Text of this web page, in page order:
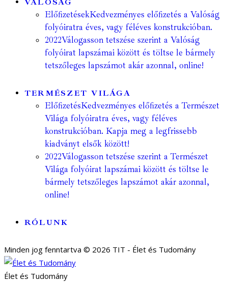
VALÓSÁG
ElőfizetésekKedvezményes előfizetés a Valóság
folyóiratra éves, vagy féléves konstrukcióban.
2022Válogasson tetszése szerint a Valóság
folyóirat lapszámai között és töltse le bármely
tetszőleges lapszámot akár azonnal, online!
TERMÉSZET VILÁGA
ElőfizetésKedvezményes előfizetés a Természet
Világa folyóiratra éves, vagy féléves
konstrukcióban. Kapja meg a legfrissebb
kiadványt elsők között!
2022Válogasson tetszése szerint a Természet
Világa folyóirat lapszámai között és töltse le
bármely tetszőleges lapszámot akár azonnal,
online!
RÓLUNK
Minden jog fenntartva © 2026 TIT - Élet és Tudomány
Élet és Tudomány